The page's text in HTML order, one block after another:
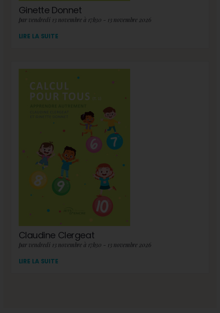
Ginette Donnet
par vendredi 13 novembre à 17h30 - 13 novembre 2026
LIRE LA SUITE
Claudine Clergeat
par vendredi 13 novembre à 17h30 - 13 novembre 2026
LIRE LA SUITE